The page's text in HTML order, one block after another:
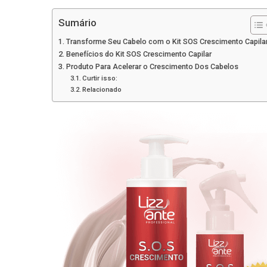
Sumário
Transforme Seu Cabelo com o Kit SOS Crescimento
Benefícios do Kit SOS Crescimento Capilar
Produto Para Acelerar o Crescimento Dos Cabelos
Curtir isso:
Relacionado